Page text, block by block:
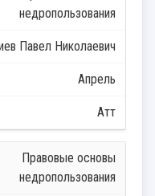
недропользования
Павел Николаевич
Апрель
Атт
Правовые основы
недропользования